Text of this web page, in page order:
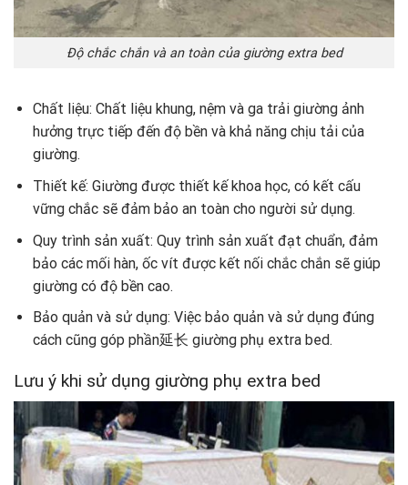
Độ chắc chắn và an toàn của giường extra bed
Chất liệu: Chất liệu khung, nệm và ga trải giường ảnh
hưởng trực tiếp đến độ bền và khả năng chịu tải của
giường.
Thiết kế: Giường được thiết kế khoa học, có kết cấu
vững chắc sẽ đảm bảo an toàn cho người sử dụng.
Quy trình sản xuất: Quy trình sản xuất đạt chuẩn, đảm
bảo các mối hàn, ốc vít được kết nối chắc chắn sẽ giúp
giường có độ bền cao.
Bảo quản và sử dụng: Việc bảo quản và sử dụng đúng
cách cũng góp phần延长 giường phụ extra bed.
Lưu ý khi sử dụng giường phụ extra bed